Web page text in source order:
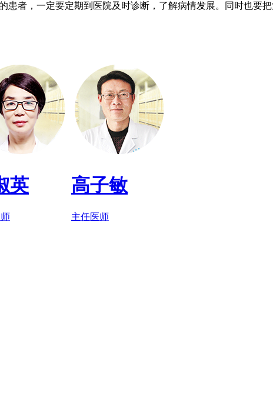
者，一定要定期到医院及时诊断，了解病情发展。同时也要
英 高子敏
主任医师